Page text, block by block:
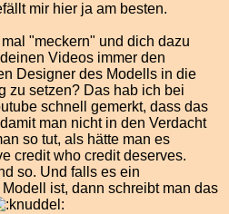
mir hier ja am besten.
"meckern" und dich dazu
Videos immer den
Designer des Modells in die
zu setzen? Das hab ich bei
schnell gemerkt, dass das
man nicht in den Verdacht
so tut, als hätte man es
credit who credit deserves.
so. Und falls es ein
ist, dann schreibt man das